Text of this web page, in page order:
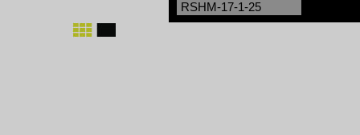
RSHM-17-1-25